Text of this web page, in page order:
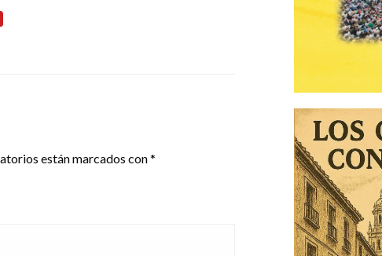
están marcados con*